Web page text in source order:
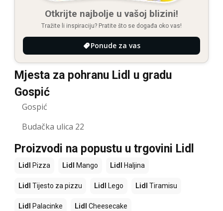
Otkrijte najbolje u vašoj blizini!
Tražite li inspiraciju? Pratite što se događa oko vas!
Ponude za vas
Mjesta za pohranu Lidl u gradu
Gospić
Gospić
Budačka ulica 22
Proizvodi na popustu u trgovini Lidl
Lidl Pizza Lidl Mango Lidl Haljina
Lidl Tijesto za pizzu Lidl Lego Lidl Tiramisu
Lidl Palacinke Lidl Cheesecake